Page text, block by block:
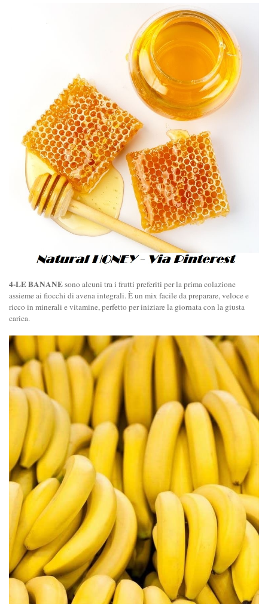
4-LE BANANEsono alcuni tra i frutti preferiti per la prima colazione
assieme ai fiocchi di avena integrali. È un mix facile da preparare, veloce e
ricco in minerali e vitamine, perfetto per iniziare la giornata con la giusta
carica.